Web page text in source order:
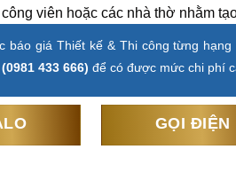
viên hoặc các nhà thờ nhằm
báo giá Thiết kế & Thi công từng
433 666) để có được mức chi phí
GỌI ĐIỆN